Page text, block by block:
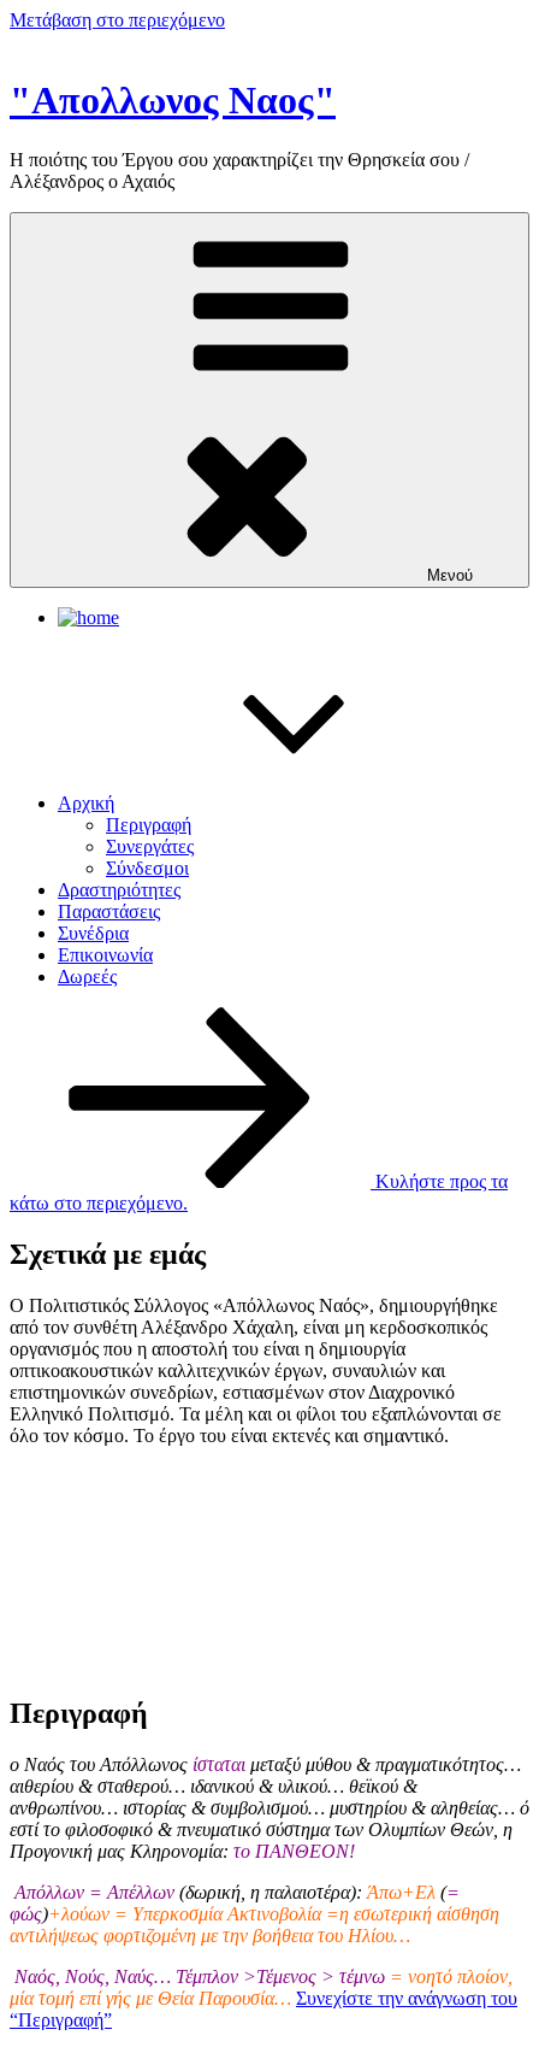
Μετάβαση στο περιεχόμενο
"Απολλωνος Ναος"
Η ποιότης του Έργου σου χαρακτηρίζει την Θρησκεία σου /
Αλέξανδρος ο Αχαιός
Μενού
Αρχική
Περιγραφή
Συνεργάτες
Σύνδεσμοι
Δραστηριότητες
Παραστάσεις
Συνέδρια
Επικοινωνία
Δωρεές
Κυλήστε προς τα
κάτω στο περιεχόμενο.
Σχετικά με εμάς
Ο Πολιτιστικός Σύλλογος «Απόλλωνος Ναός», δημιουργήθηκε
από τον συνθέτη Αλέξανδρο Χάχαλη, είναι μη κερδοσκοπικός
οργανισμός που η αποστολή του είναι η δημιουργία
οπτικοακουστικών καλλιτεχνικών έργων, συναυλιών και
επιστημονικών συνεδρίων, εστιασμένων στον Διαχρονικό
Ελληνικό Πολιτισμό. Τα μέλη και οι φίλοι του εξαπλώνονται σε
όλο τον κόσμο. Το έργο του είναι εκτενές και σημαντικό.
Περιγραφή
ο Ναός του Απόλλωνος ίσταται μεταξύ μύθου & πραγματικότητος…
αιθερίου & σταθερού… ιδανικού & υλικού… θεϊκού &
ανθρωπίνου… ιστορίας & συμβολισμού… μυστηρίου & αληθείας… ό
εστί το φιλοσοφικό & πνευματικό σύστημα των Ολυμπίων Θεών, η
Προγονική μας Κληρονομία: το ΠΑΝΘΕΟΝ!
Απόλλων = Απέλλων (δωρική, η παλαιοτέρα): Άπω+Ελ (=
φώς)+λούων = Υπερκοσμία Ακτινοβολία =η εσωτερική αίσθηση
αντιλήψεως φορτιζομένη με την βοήθεια του Ηλίου…
Ναός, Νούς, Ναύς… Τέμπλον >Τέμενος > τέμνω = νοητό πλοίον,
μία τομή επί γής με Θεία Παρουσία… Συνεχίστε την ανάγνωση του
“Περιγραφή”